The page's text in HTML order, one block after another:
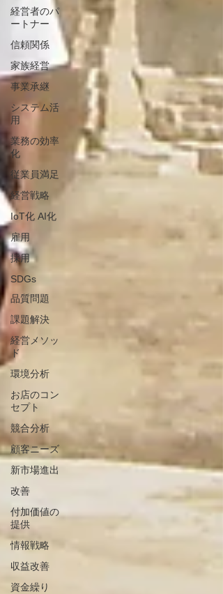
経営者のパ
ートナー
信頼関係
家族経営
事業承継
システム活
用
業務の効率
化
従業員満足
経営戦略
IoT化 AI化
雇用
採用
SDGs
品質問題
課題解決
経営メソッ
ド
環境分析
お店のコン
セプト
競合分析
顧客ニーズ
新市場進出
改善
付加価値の
提供
情報戦略
収益改善
資金繰り